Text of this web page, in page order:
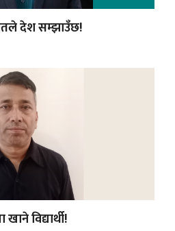
देश सम्झाउँछ!
विद्यार्थी!